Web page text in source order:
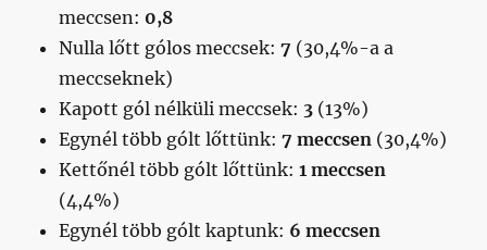
meccsen: 0,8
Nulla lőtt gólos meccsek:7 (30,4%-a a
meccseknek)
Kapott gól nélküli meccsek: 3 (13%)
Egynél több gólt lőttünk:7 meccsen (30,4%)
Kettőnél több gólt lőttünk:1 meccsen
(4,4%)
Egynél több gólt kaptunk: 6 meccsen